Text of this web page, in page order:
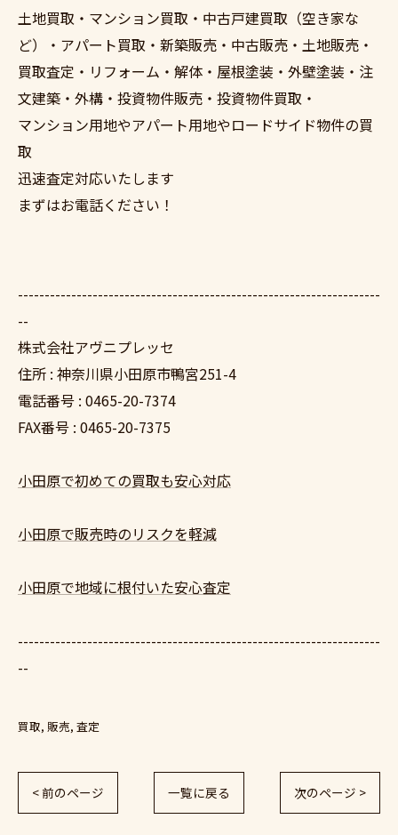
土地買取・マンション買取・中古戸建買取（空き家な
ど）・アパート買取・新築販売・中古販売・土地販売・
買取査定・リフォーム・解体・屋根塗装・外壁塗装・注
文建築・外構・投資物件販売・投資物件買取・
マンション用地やアパート用地やロードサイド物件の買
取
迅速査定対応いたします
まずはお電話ください！
--------------------------------------------------------------------
--
株式会社アヴニプレッセ
住所 : 神奈川県小田原市鴨宮251-4
電話番号 : 0465-20-7374
FAX番号 : 0465-20-7375
小田原で初めての買取も安心対応
小田原で販売時のリスクを軽減
小田原で地域に根付いた安心査定
--------------------------------------------------------------------
--
買取 販売 査定
< 前のページ 一覧に戻る 次のページ >